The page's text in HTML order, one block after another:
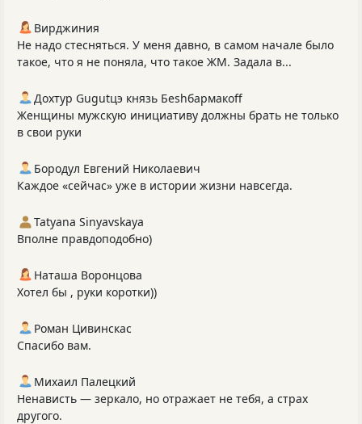
Вирджиния
Не надо стесняться. У меня давно, в самом начале было
такое, что я не поняла, что такое ЖМ. Задала в...
Дохтур Gugutцэ князь Беshбармакоff
Женщины мужскую инициативу должны брать не только
в свои руки
Бородул Евгений Николаевич
Каждое «сейчас» уже в истории жизни навсегда.
Tatyana Sinyavskaya
Вполне правдоподобно)
Наташа Воронцова
Хотел бы , руки коротки))
Роман Цивинскас
Спасибо вам.
Михаил Палецкий
Ненависть — зеркало, но отражает не тебя, а страх
другого.